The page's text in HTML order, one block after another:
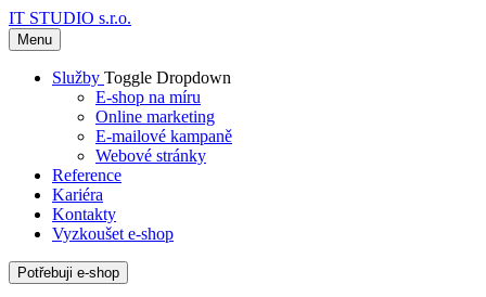
IT STUDIO s.r.o.
Menu
Služby Toggle Dropdown
E-shop na míru
Online marketing
E-mailové kampaně
Webové stránky
Reference
Kariéra
Kontakty
Vyzkoušet e-shop
Potřebuji e-shop